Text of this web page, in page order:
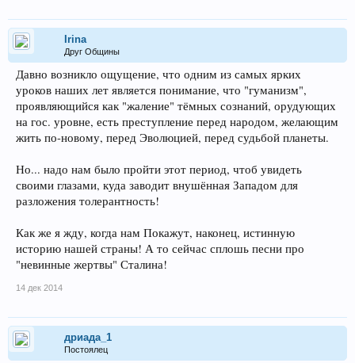
Irina
Друг Общины
Давно возникло ощущение, что одним из самых ярких
уроков наших лет является понимание, что "гуманизм",
проявляющийся как "жаление" тёмных сознаний, орудующих
на гос. уровне, есть преступление перед народом, желающим
жить по-новому, перед Эволюцией, перед судьбой планеты.
Но... надо нам было пройти этот период, чтоб увидеть
своими глазами, куда заводит внушённая Западом для
разложения толерантность!
Как же я жду, когда нам Покажут, наконец, истинную
историю нашей страны! А то сейчас сплошь песни про
"невинные жертвы" Сталина!
14 дек 2014
дриада_1
Постоялец